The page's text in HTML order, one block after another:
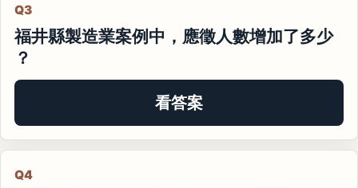
Q3
福井縣製造業案例中，應徵人數增加了多少
？
看答案
Q4